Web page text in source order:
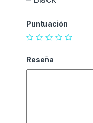
Puntuación
Reseña